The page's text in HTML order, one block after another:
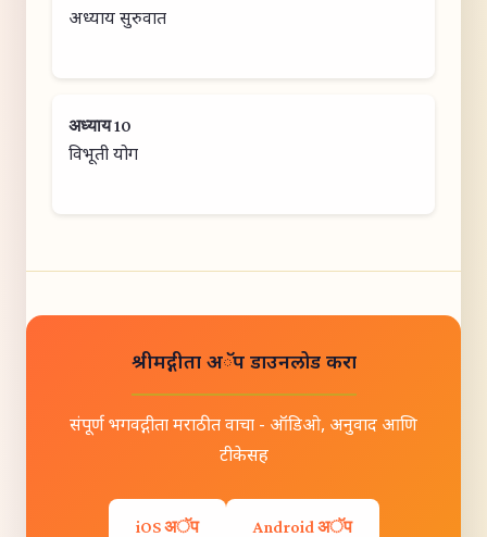
अध्याय सुरुवात
अध्याय 10
विभूती योग
श्रीमद्गीता अॅप डाउनलोड करा
संपूर्ण भगवद्गीता मराठीत वाचा - ऑडिओ, अनुवाद आणि
टीकेसह
iOS अॅप Android अॅप